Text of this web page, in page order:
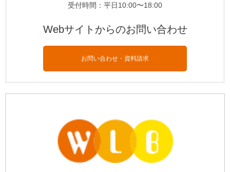
受付時間：平日10:00〜18:00
Webサイトからのお問い合わせ
お問い合わせ・資料請求